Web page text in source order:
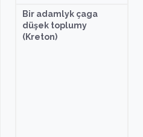
Bir adamlyk çaga
düşek toplumy
(Kreton)